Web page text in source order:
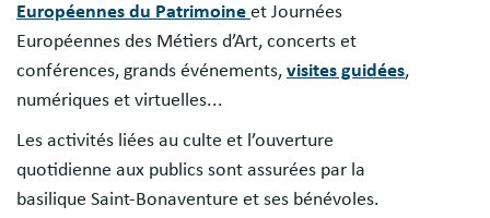
Européennes du Patrimoine et Journées
Européennes des Métiers d’Art, concerts et
conférences, grands événements, visites guidées,
numériques et virtuelles...
Les activités liées au culte et l’ouverture
quotidienne aux publics sont assurées par la
basilique Saint-Bonaventure et ses bénévoles.